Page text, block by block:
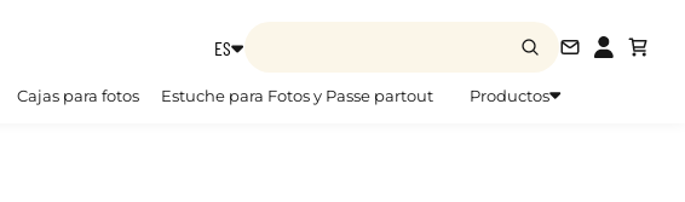
ES
Cajas para fotos Estuche para Fotos y Passe partout Productos